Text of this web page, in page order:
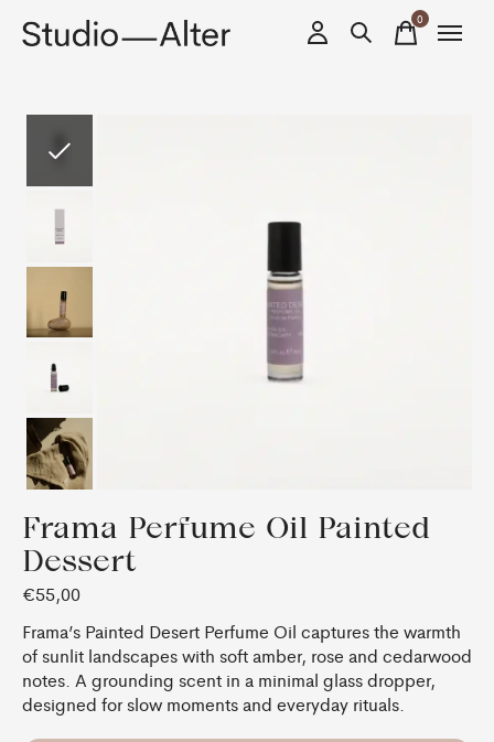
0items
Frama Perfume Oil Painted
Dessert
€55,00
Frama’s Painted Desert Perfume Oil captures the warmth
of sunlit landscapes with soft amber, rose and cedarwood
notes. A grounding scent in a minimal glass dropper,
designed for slow moments and everyday rituals.